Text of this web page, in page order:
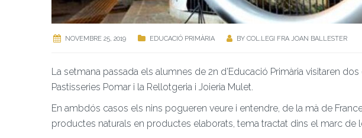
NOVEMBRE 25, 2019 EDUCACIÓ PRIMÀRIA BY COL.LEGI FRA JOAN BALLESTER
La setmana passada els alumnes de 2n d’Educació Primària visitaren
Pastisseries Pomar i la Rellotgeria i Joieria Mulet.
En ambdós casos els nins pogueren veure i entendre, de la mà de
productes naturals en productes elaborats, tema tractat dins el marc de